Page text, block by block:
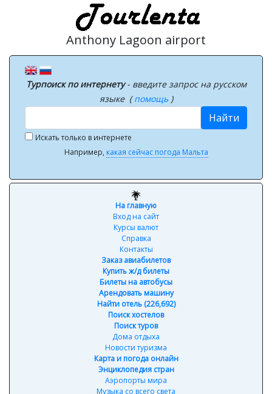
Anthony Lagoon airport
Турпоиск по интернету- введите запрос на русском
языке (помощь )
Найти
Искать только в интернете
Например, какая сейчас погода Мальта
На главную
Вход на сайт
Курсы валют
Справка
Контакты
Заказ авиабилетов
Купить ж/д билеты
Билеты на автобусы
Арендовать машину
Найти отель (226,692)
Поиск хостелов
Поиск туров
Дома отдыха
Новости туризма
Карта и погода онлайн
Энциклопедия стран
Аэропорты мира
Музыка со всего света